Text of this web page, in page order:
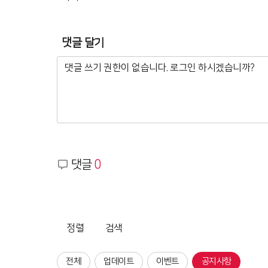
댓글 달기
댓글0
정렬 검색
전체 업데이트 이벤트 공지사항